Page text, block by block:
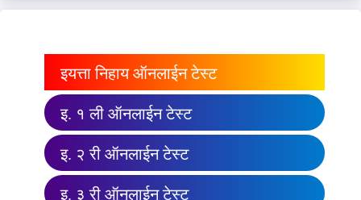
इयत्ता निहाय ऑनलाईन टेस्ट
इ. १ ली ऑनलाईन टेस्ट
इ. २ री ऑनलाईन टेस्ट
इ. ३ री ऑनलाईन टेस्ट